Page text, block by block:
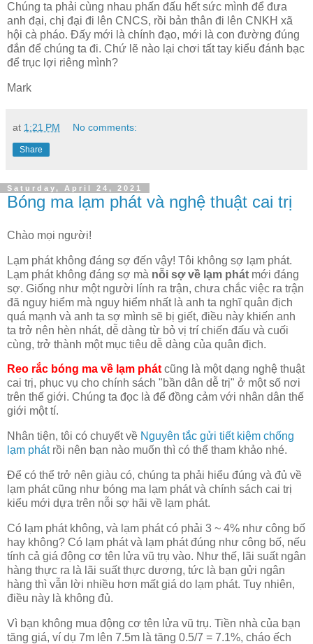
Chúng ta phải cùng nhau phấn đấu hết sức mình để đưa
anh đại, chị đại đi lên CNCS, rồi bản thân đi lên CNKH xã
hội cà pháo. Đấy mới là chính đạo, mới là con đường đúng
đắn để chúng ta đi. Chứ lẽ nào lại chơi tất tay kiểu đánh bạc
để trục lợi riêng mình?
Mark
at 1:21 PM No comments:
Share
Saturday, April 24, 2021
Bóng ma lạm phát và nghệ thuật cai trị
Chào mọi người!
Lạm phát không đáng sợ đến vậy! Tôi không sợ lạm phát.
Lạm phát không đáng sợ mà nỗi sợ về lạm phát mới đáng
sợ. Giống như một người lính ra trận, chưa chắc việc ra trận
đã nguy hiểm mà nguy hiểm nhất là anh ta nghĩ quân địch
quá mạnh và anh ta sợ mình sẽ bị giết, điều này khiến anh
ta trở nên hèn nhát, dễ dàng từ bỏ vị trí chiến đấu và cuối
cùng, trở thành một mục tiêu dễ dàng của quân địch.
Reo rắc bóng ma về lạm phátcũng là một dạng nghệ thuật
cai trị, phục vụ cho chính sách "bần dân dễ trị" ở một số nơi
trên thế giới. Chúng ta đọc là để đồng cảm với nhân dân thế
giới một tí.
Nhân tiện, tôi có chuyết về Nguyên tắc gửi tiết kiệm chống
lạm phátrồi nên bạn nào muốn thì có thể tham khảo nhé.
Để có thể trở nên giàu có, chúng ta phải hiểu đúng và đủ về
lạm phát cũng như bóng ma lạm phát và chính sách cai trị
kiểu mới dựa trên nỗi sợ hãi về lạm phát.
Có lạm phát không, và lạm phát có phải 3 ~ 4% như công bố
hay không? Có lạm phát và lạm phát đúng như công bố, nếu
tính cả giá động cơ tên lửa vũ trụ vào. Như thế, lãi suất ngân
hàng thực ra là lãi suất thực dương, tức là bạn gửi ngân
hàng thì vẫn lời nhiều hơn mất giá do lạm phát. Tuy nhiên,
điều này là không đủ.
Vì bạn không mua động cơ tên lửa vũ trụ. Tiền nhà của bạn
tăng giá, ví dụ 7m lên 7.5m là tăng 0.5/7 = 7.1%, cháo ếch